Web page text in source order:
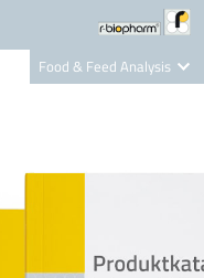
Food & Feed Analysis
Nutrition Care